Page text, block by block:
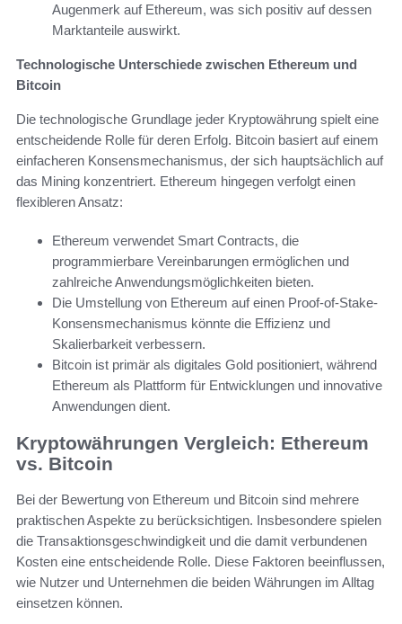
Augenmerk auf Ethereum, was sich positiv auf dessen
Marktanteile auswirkt.
Technologische Unterschiede zwischen Ethereum und
Bitcoin
Die technologische Grundlage jeder Kryptowährung spielt eine
entscheidende Rolle für deren Erfolg. Bitcoin basiert auf einem
einfacheren Konsensmechanismus, der sich hauptsächlich auf
das Mining konzentriert. Ethereum hingegen verfolgt einen
flexibleren Ansatz:
Ethereum verwendet Smart Contracts, die
programmierbare Vereinbarungen ermöglichen und
zahlreiche Anwendungsmöglichkeiten bieten.
Die Umstellung von Ethereum auf einen Proof-of-Stake-
Konsensmechanismus könnte die Effizienz und
Skalierbarkeit verbessern.
Bitcoin ist primär als digitales Gold positioniert, während
Ethereum als Plattform für Entwicklungen und innovative
Anwendungen dient.
Kryptowährungen Vergleich: Ethereum
vs. Bitcoin
Bei der Bewertung von Ethereum und Bitcoin sind mehrere
praktischen Aspekte zu berücksichtigen. Insbesondere spielen
die Transaktionsgeschwindigkeit und die damit verbundenen
Kosten eine entscheidende Rolle. Diese Faktoren beeinflussen,
wie Nutzer und Unternehmen die beiden Währungen im Alltag
einsetzen können.